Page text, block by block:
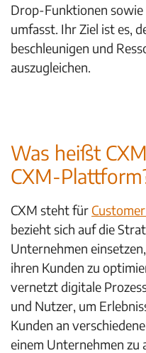
Drop-Funktionen
umfasst. Ihr Ziel ist es,
beschleunigen und
auszugleichen.
Was heißt
CXM-
CXM steht für
bezieht sich auf die
Unternehmen
ihren Kunden zu
vernetzt digitale
und Nutzer, um
Kunden an
einem Unternehmen zu